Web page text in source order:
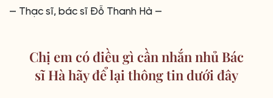
— Thạc sĩ, bác sĩ Đỗ Thanh Hà —
Chị em có điều gì cần nhắn nhủ Bác
sĩ Hà hãy để lại thông tin dưới đây